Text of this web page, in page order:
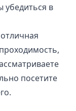
убедиться в
посетите